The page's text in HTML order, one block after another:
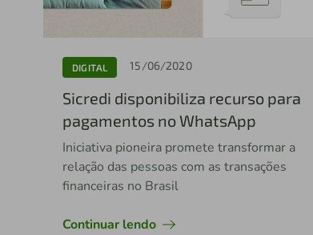
DIGITAL 15/06/2020
Sicredi disponibiliza recurso para
pagamentos no WhatsApp
Iniciativa pioneira promete transformar a
relação das pessoas com as transações
financeiras no Brasil
Continuar lendo